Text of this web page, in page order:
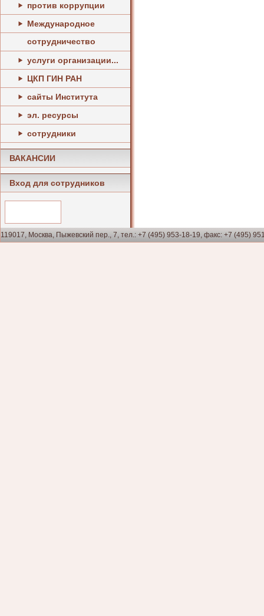
против коррупции
Международное
сотрудничество
услуги организации...
ЦКП ГИН РАН
сайты Института
эл. ресурсы
сотрудники
ВАКАНСИИ
Вход для сотрудников
119017, Москва, Пыжевский пер., 7, тел.: +7 (495) 953-18-19, факс: +7 (495)